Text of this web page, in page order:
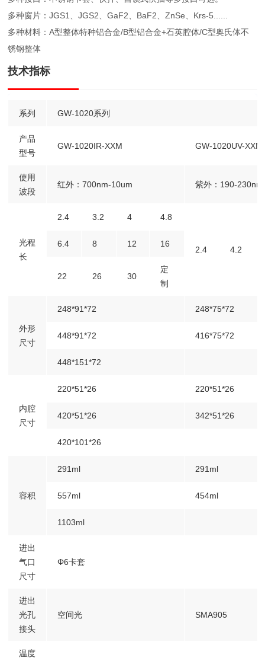
多种窗片：JGS1、JGS2、GaF2、BaF2、ZnSe、Krs-5......
多种材料：A型整体特种铝合金/B型铝合金+石英腔体/C型奥氏体不
锈钢整体
技术指标
系列 GW-1020系列
产品
型号
GW-1020IR-XXM GW-1020UV-XXM
使用
波段
红外：700nm-10um 紫外：190-230nm
光程
长
2.4 3.2 4 4.8
2.4 4.2
6.4 8 12 16
22 26 30
定
制
外形
尺寸
248*91*72 248*75*72
448*91*72 416*75*72
448*151*72
内腔
尺寸
220*51*26 220*51*26
420*51*26 342*51*26
420*101*26
容积
291ml 291ml
557ml 454ml
1103ml
进出
气口
尺寸
Φ6卡套
进出
光孔
接头
空间光 SMA905
温度